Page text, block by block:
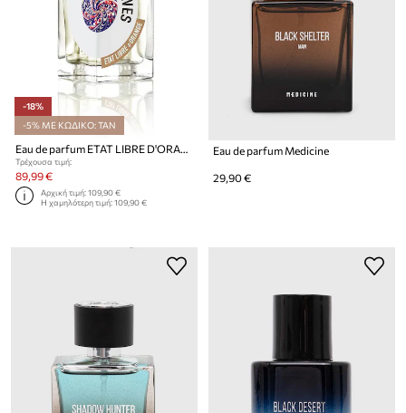
-18%
-5% ΜΕ ΚΩΔΙΚΟ: TAN
Eau de parfum ETAT LIBRE D'ORANGE EdP Nat. Spray 50 ml
Τρέχουσα τιμή:
89,99 €
Αρχική τιμή:109,90 €
Η χαμηλότερη τιμή:109,90 €
Eau de parfum Medicine
29,90 €